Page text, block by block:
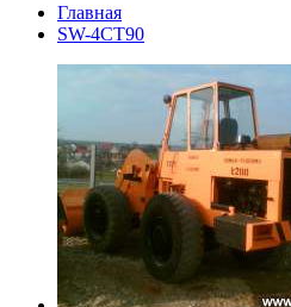
Главная
SW-4CT90